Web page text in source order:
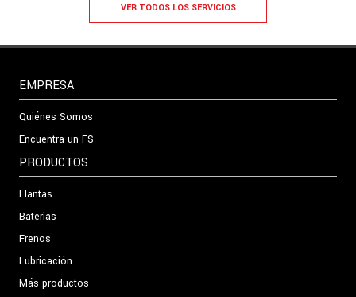
VER TODOS LOS SERVICIOS
EMPRESA
Quiénes Somos
Encuentra un FS
PRODUCTOS
Llantas
Baterias
Frenos
Lubricación
Más productos